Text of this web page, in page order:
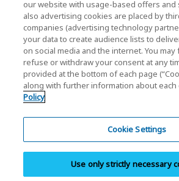
ソーシャルメディア公式アカウント一覧
ソーシャルメディアポリシー
個人情報保護方針
並行輸入品と模倣品について
our website with usage-based offers and
also advertising cookies are placed by
companies (advertising technology
your data to create audience lists to
on social media and the internet. You
refuse or withdraw your consent at any
provided at the bottom of each page
along with further information about each
Policy
Cookie Settings
Use only strictly necessary